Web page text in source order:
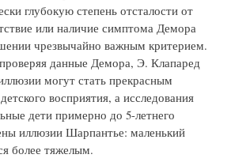
глубокую степень отсталости от
или наличие симптома Демора
чрезвычайно важным критерием.
данные Демора, Э. Клапаред
могут стать прекрасным
восприятия, а исследования
дети примерно до 5-летнего
иллюзии Шарпантье: маленький
более тяжелым.